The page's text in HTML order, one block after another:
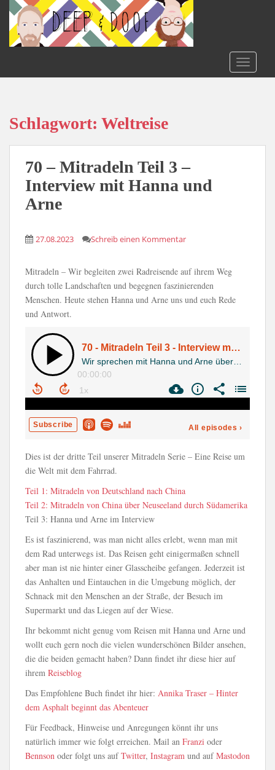
o
Schlagwort: Weltreise
70 – Mitradeln Teil 3 –
Interview mit Hanna und
Arne
27.08.2023 Schreib einen Kommentar
Mitradeln – Wir begleiten zwei Radreisende auf ihrem Weg
durch tolle Landschaften und begegnen faszinierenden
Menschen. Heute stehen Hanna und Arne uns und euch Rede
und Antwort.
Dies ist der dritte Teil unserer Mitradeln Serie – Eine Reise um
die Welt mit dem Fahrrad.
Teil 1: Mitradeln von Deutschland nach China
Teil 2: Mitradeln von China über Neuseeland durch Südamerika
Teil 3: Hanna und Arne im Interview
Es ist faszinierend, was man nicht alles erlebt, wenn man mit
dem Rad unterwegs ist. Das Reisen geht einigermaßen schnell
aber man ist nie hinter einer Glasscheibe gefangen. Jederzeit ist
das Anhalten und Eintauchen in die Umgebung möglich, der
Schnack mit den Menschen an der Straße, der Besuch im
Supermarkt und das Liegen auf der Wiese.
Ihr bekommt nicht genug vom Reisen mit Hanna und Arne und
wollt euch gern noch die vielen wunderschönen Bilder ansehen,
die die beiden gemacht haben? Dann findet ihr diese hier auf
ihrem Reiseblog
Das Empfohlene Buch findet ihr hier: Annika Traser – Hinter
dem Asphalt beginnt das Abenteuer
Für Feedback, Hinweise und Anregungen könnt ihr uns
natürlich immer wie folgt erreichen. Mail an Franzi oder
Bennson oder folgt uns aufTwitter, Instagram und aufMastodon